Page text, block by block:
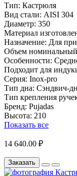
Тип: Кастрюля
Вид стали: AISI 304
Диаметр: 350
Материал
Назначение: Для
Объем
Особенности:
Подходит для
Серия: Inox-pro
Тип дна: Сэндвич-
Тип крепления
Бренд: Pujadas
Высота: 210
Показать все
14 640.00 ₽
Заказать